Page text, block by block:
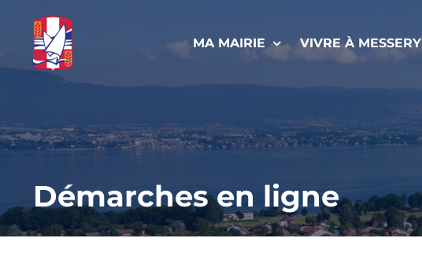
contenu
MA MAIRIE VIVRE À MESSERY
Démarches en ligne